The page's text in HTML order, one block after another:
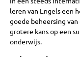
leren van Engels een
goede beheersing
grotere kans op een
onderwijs.